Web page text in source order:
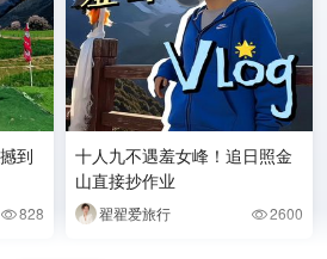
到
828
十人九不遇羞女峰！追日照金
山直接抄作业
翟翟爱旅行 2600